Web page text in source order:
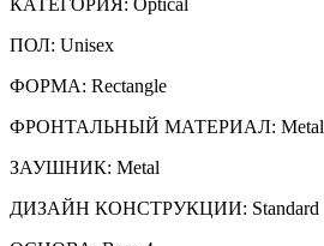
ПОЛ: Unisex
ФОРМА: Rectangle
ФРОНТАЛЬНЫЙ МАТЕРИАЛ: Metal
ЗАУШНИК: Metal
ДИЗАЙН КОНСТРУКЦИИ: Standard